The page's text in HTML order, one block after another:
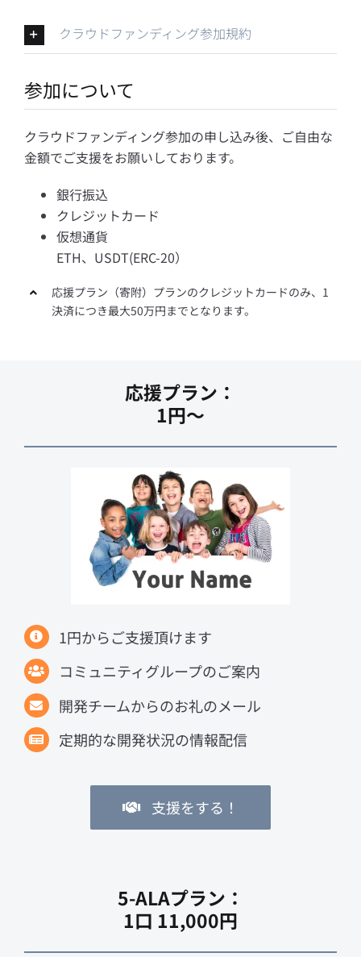
参加について
クラウドファンディング参加の申し込み後、ご自由な
金額でご支援をお願いしております。
銀行振込
クレジットカード
仮想通貨
ETH、USDT(ERC-20）
応援プラン（寄附）プランのクレジットカードのみ、1
決済につき最大50万円までとなります。
クラウドファンディング参加規約
応援プラン：
1円〜
1円からご支援頂けます
コミュニティグループのご案内
開発チームからのお礼のメール
定期的な開発状況の情報配信
支援をする！
5-ALAプラン：
1口 11,000円